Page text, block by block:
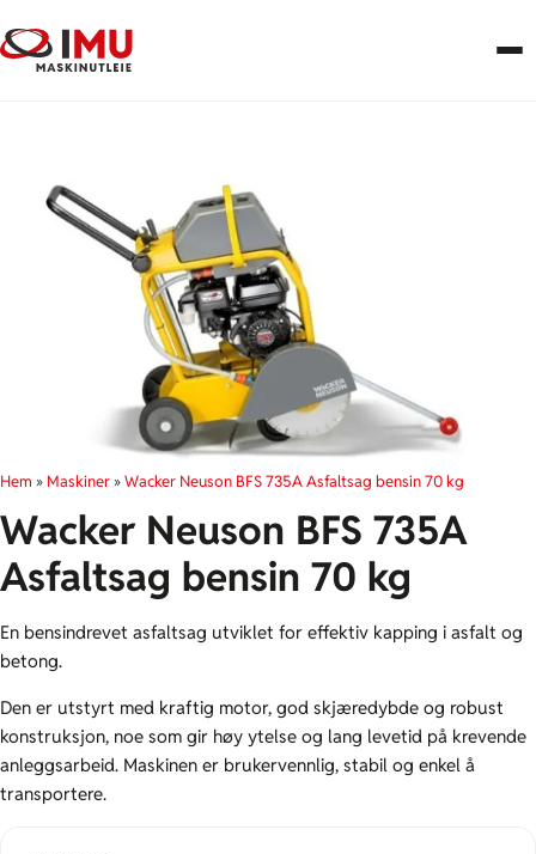
Hem » Maskiner»Wacker Neuson BFS 735A Asfaltsag bensin 70 kg
Wacker Neuson BFS 735A
Asfaltsag bensin 70 kg
En bensindrevet asfaltsag utviklet for effektiv kapping i asfalt og
betong.
Den er utstyrt med kraftig motor, god skjæredybde og robust
konstruksjon, noe som gir høy ytelse og lang levetid på krevende
anleggsarbeid. Maskinen er brukervennlig, stabil og enkel å
transportere.